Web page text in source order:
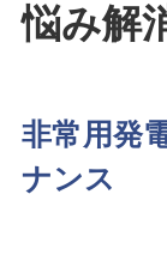
悩み解
非常用発
ナンス